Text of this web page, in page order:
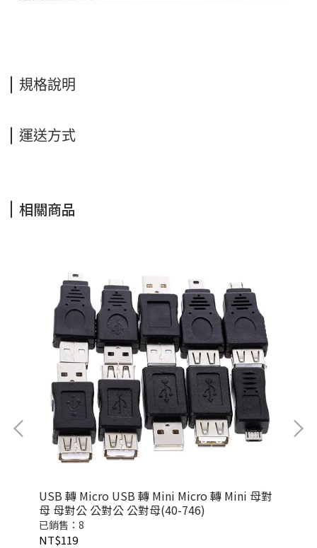
規格說明
運送方式
相關商品
USB 轉 Micro USB 轉 Mini Micro 轉 Mini 母對
母 母對公 公對公 公對母(40-746)
已銷售：8
NT$119